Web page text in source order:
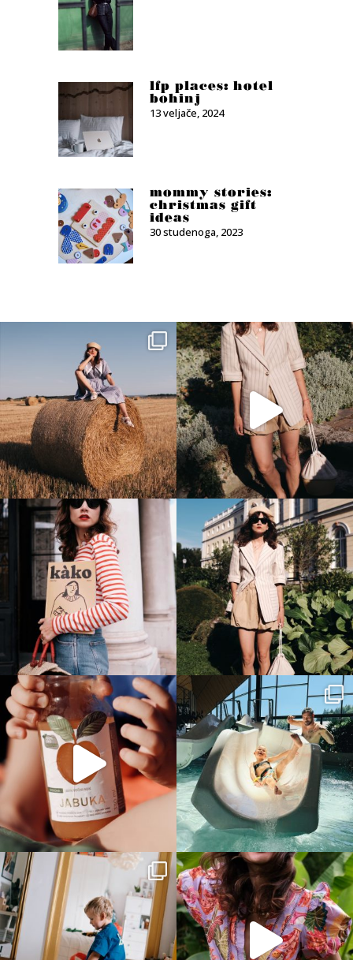
lfp places: hotel
bohinj
13 veljače, 2024
mommy stories:
christmas gift
ideas
30 studenoga, 2023